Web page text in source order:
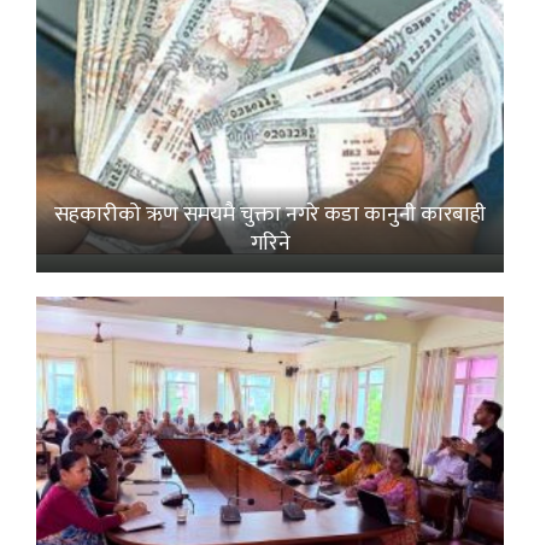
सहकारीको ऋण समयमै चुक्ता नगरे कडा कानुनी कारबाही
गरिने